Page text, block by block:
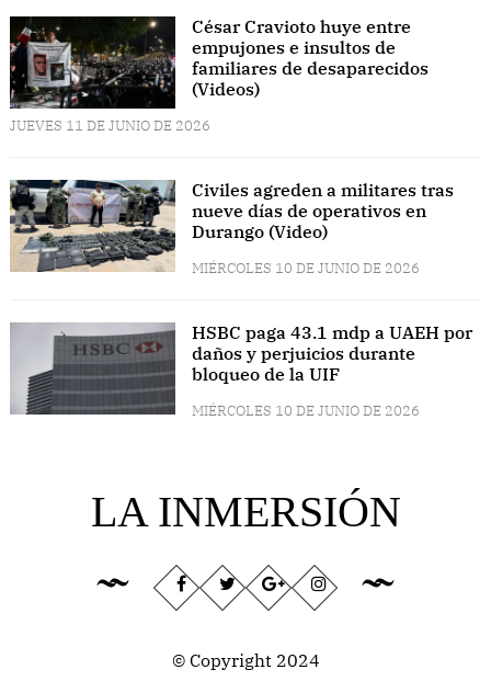
César Cravioto huye entre
empujones e insultos de
familiares de desaparecidos
(Videos)
JUEVES 11 DE JUNIO DE 2026
Civiles agreden a militares tras
nueve días de operativos en
Durango (Video)
MIÉRCOLES 10 DE JUNIO DE 2026
HSBC paga 43.1 mdp a UAEH por
daños y perjuicios durante
bloqueo de la UIF
MIÉRCOLES 10 DE JUNIO DE 2026
LA INMERSIÓN
© Copyright 2024